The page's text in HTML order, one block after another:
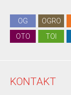
OG OGRO
OTO
TOI
KONTAKT